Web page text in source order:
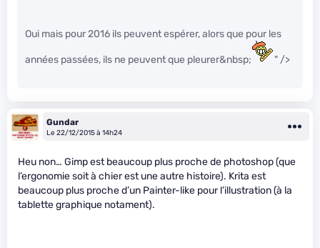
Oui mais pour 2016 ils peuvent espérer, alors que pour les
années passées, ils ne peuvent que pleurer&nbsp; " />
Gundar
Le 22/12/2015 à 14h24
Heu non… Gimp est beaucoup plus proche de photoshop (que
l’ergonomie soit à chier est une autre histoire). Krita est
beaucoup plus proche d’un Painter-like pour l’illustration (à la
tablette graphique notament).